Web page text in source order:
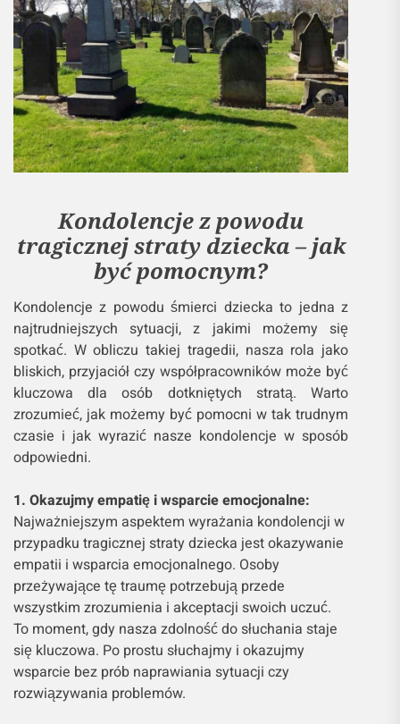
Kondolencje z powodu
tragicznej straty dziecka – jak
być pomocnym?
Kondolencje z powodu śmierci dziecka to jedna z
najtrudniejszych sytuacji, z jakimi możemy się
spotkać. W obliczu takiej tragedii, nasza rola jako
bliskich, przyjaciół czy współpracowników może być
kluczowa dla osób dotkniętych stratą. Warto
zrozumieć, jak możemy być pomocni w tak trudnym
czasie i jak wyrazić nasze kondolencje w sposób
odpowiedni.
1. Okazujmy empatię i wsparcie emocjonalne:
Najważniejszym aspektem wyrażania kondolencji w
przypadku tragicznej straty dziecka jest okazywanie
empatii i wsparcia emocjonalnego. Osoby
przeżywające tę traumę potrzebują przede
wszystkim zrozumienia i akceptacji swoich uczuć.
To moment, gdy nasza zdolność do słuchania staje
się kluczowa. Po prostu słuchajmy i okazujmy
wsparcie bez prób naprawiania sytuacji czy
rozwiązywania problemów.